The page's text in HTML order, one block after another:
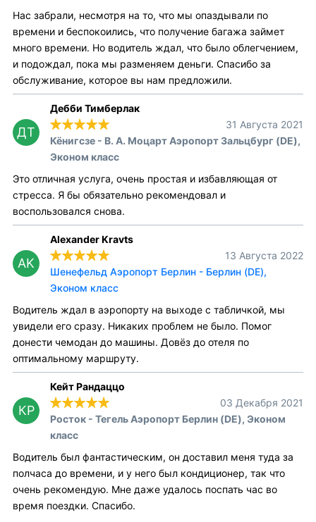
Нас забрали, несмотря на то, что мы опаздывали по
времени и беспокоились, что получение багажа займет
много времени. Но водитель ждал, что было облегчением,
и подождал, пока мы разменяем деньги. Спасибо за
обслуживание, которое вы нам предложили.
ДТ
Дебби Тимберлак
31 Августа 2021
Кёнигсзе - В. А. Моцарт Аэропорт Зальцбург (DE),
Эконом класс
Это отличная услуга, очень простая и избавляющая от
стресса. Я бы обязательно рекомендовал и
воспользовался снова.
AK
Alexander Kravts
13 Августа 2022
Шенефельд Аэропорт Берлин - Берлин (DE),
Эконом класс
Водитель ждал в аэропорту на выходе с табличкой, мы
увидели его сразу. Никаких проблем не было. Помог
донести чемодан до машины. Довёз до отеля по
оптимальному маршруту.
КР
Кейт Рандаццо
03 Декабря 2021
Росток - Тегель Аэропорт Берлин (DE), Эконом
класс
Водитель был фантастическим, он доставил меня туда за
полчаса до времени, и у него был кондиционер, так что
очень рекомендую. Мне даже удалось поспать час во
время поездки. Спасибо.